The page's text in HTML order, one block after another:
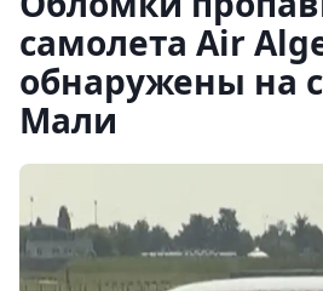
самолета Air
обнаружены на
Мали